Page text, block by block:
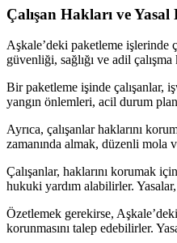
Çalışan Hakları ve
Aşkale’deki paketleme işlerinde
güvenliği, sağlığı ve adil
Bir paketleme işinde çalışanlar,
yangın önlemleri, acil durum
Ayrıca, çalışanlar haklarını
zamanında almak, düzenli mola
Çalışanlar, haklarını korumak
hukuki yardım alabilirler.
Özetlemek gerekirse,
korunmasını talep edebilirler.